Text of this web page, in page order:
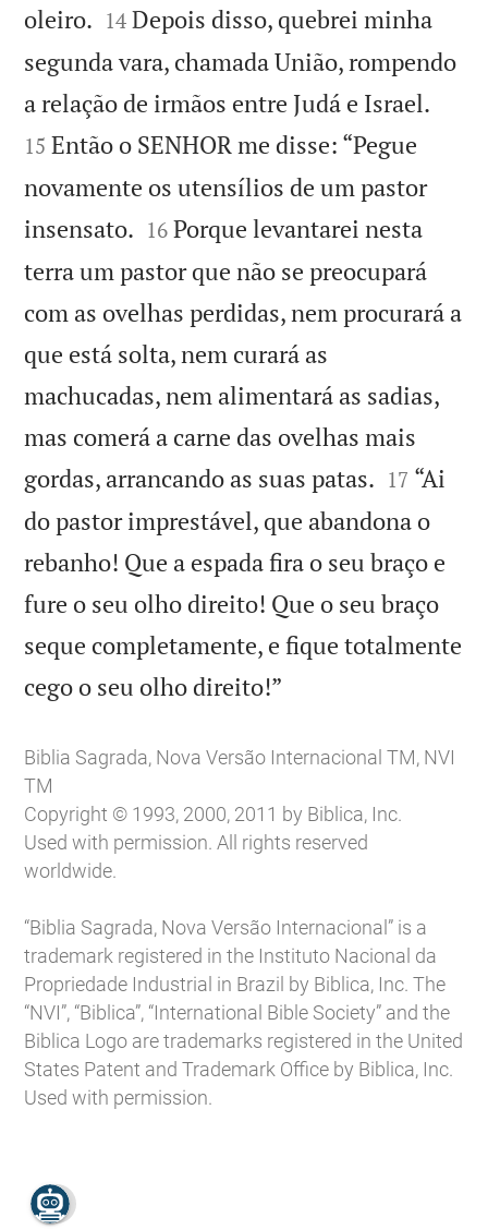
oleiro. 

14 Depois disso, quebrei minha
segunda vara, chamada União, rompendo
a relação de irmãos entre Judá e Israel.
15 Então o SENHOR me disse: “Pegue
novamente os utensílios de um pastor
insensato. 

16 Porque levantarei nesta
terra um pastor que não se preocupará
com as ovelhas perdidas, nem procurará a
que está solta, nem curará as
machucadas, nem alimentará as sadias,
mas comerá a carne das ovelhas mais
gordas, arrancando as suas patas. 

17 “Ai
do pastor imprestável, que abandona o
rebanho! Que a espada fira o seu braço e
fure o seu olho direito! Que o seu braço
seque completamente, e fique totalmente
cego o seu olho direito!”
Biblia Sagrada, Nova Versão Internacional TM, NVI
TM
Copyright © 1993, 2000, 2011 by Biblica, Inc.
Used with permission. All rights reserved
worldwide.
“Biblia Sagrada, Nova Versão Internacional” is a
trademark registered in the Instituto Nacional da
Propriedade Industrial in Brazil by Biblica, Inc. The
“NVI”, “Biblica”, “International Bible Society” and the
Biblica Logo are trademarks registered in the United
States Patent and Trademark Office by Biblica, Inc.
Used with permission.